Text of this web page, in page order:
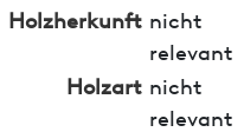
Holzherkunft nicht
relevant
Holzart nicht
relevant